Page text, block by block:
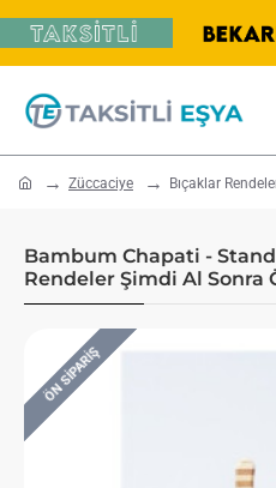
home Züccaciye Bıçaklar
Bambum Chapati -
Rendeler Şimdi Al Sonra
ÖN SIPARIŞ